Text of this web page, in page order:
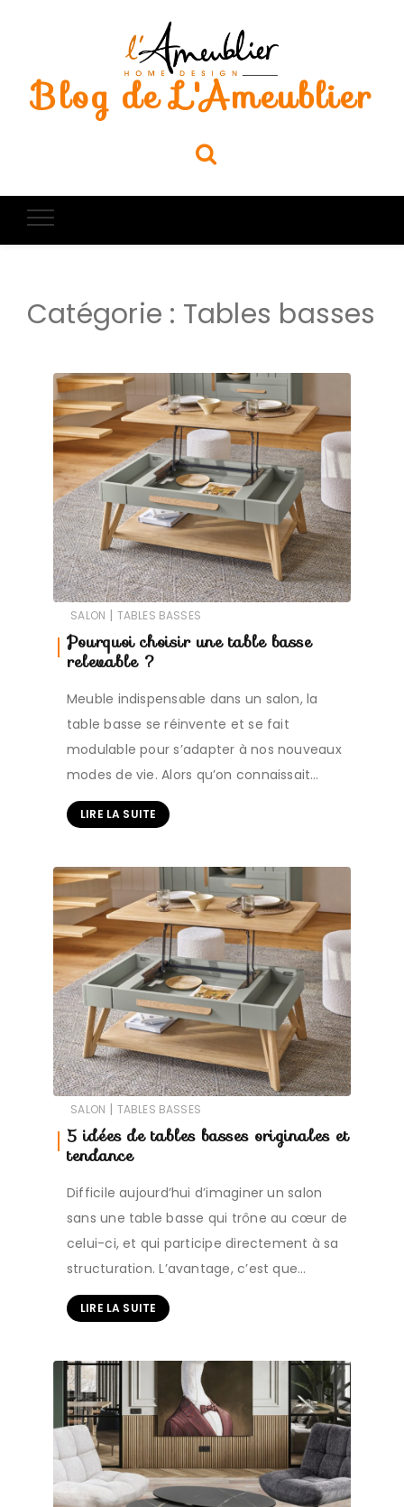
Blog de L'Ameublier
Catégorie : Tables basses
SALON | TABLES BASSES
Pourquoi choisir une table basse
relevable ?
Meuble indispensable dans un salon, la
table basse se réinvente et se fait
modulable pour s’adapter à nos nouveaux
modes de vie. Alors qu’on connaissait…
LIRE LA SUITE
SALON | TABLES BASSES
5 idées de tables basses originales et
tendance
Difficile aujourd’hui d’imaginer un salon
sans une table basse qui trône au cœur de
celui-ci, et qui participe directement à sa
structuration. L’avantage, c’est que…
LIRE LA SUITE